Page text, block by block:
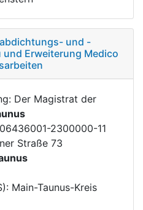
und -
und Erweiterung Medico
Der Magistrat der
2300000-11
Straße 73
Main-Taunus-Kreis